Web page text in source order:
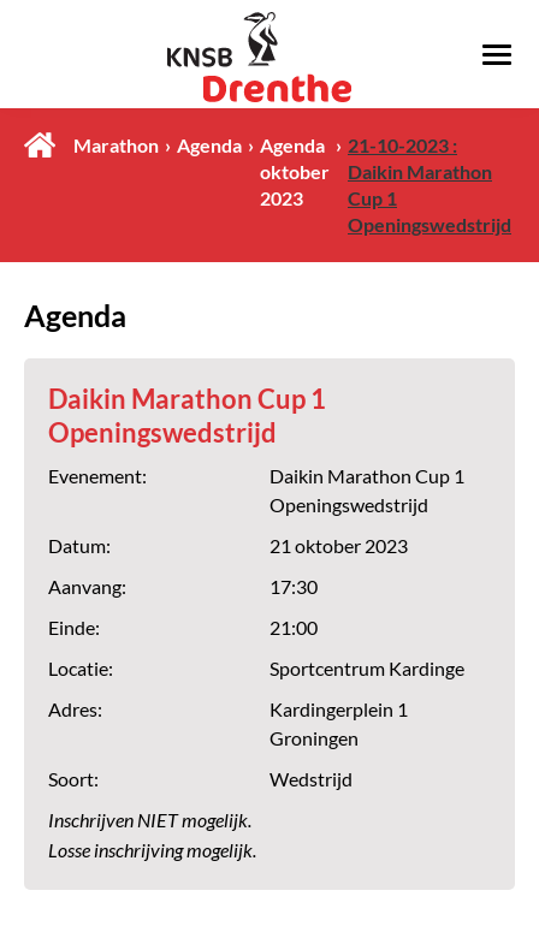
Marathon Agenda
Agenda
oktober
2023
21-10-2023 :
Daikin Marathon
Cup 1
Openingswedstrijd
Agenda
Daikin Marathon Cup 1
Openingswedstrijd
Evenement:
Daikin Marathon Cup 1
Openingswedstrijd
Datum:
21 oktober 2023
Aanvang:
17:30
Einde:
21:00
Locatie:
Sportcentrum Kardinge
Adres:
Kardingerplein 1
Groningen
Soort:
Wedstrijd
Inschrijven NIET mogelijk.
Losse inschrijving mogelijk.